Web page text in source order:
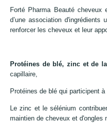
Forté Pharma Beauté
d’une association d'ingrédients
renforcer les cheveux et leur
Protéines de blé, zinc et de
capillaire,
Protéines de blé qui participent
Le zinc et le sélénium
maintien de cheveux et d'ongles